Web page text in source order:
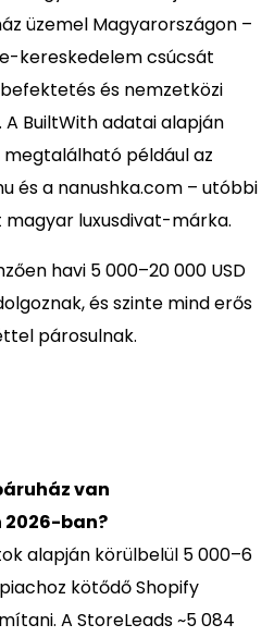
üzemel Magyarországon –
kereskedelem csúcsát
és nemzetközi
BuiltWith adatai alapján
például az
és a nanushka.com – utóbbi
magyar luxusdivat-márka.
havi 5 000–20 000 USD
és szinte mind erős
párosulnak.
van
ban?
alapján körülbelül 5 000–6
kötődő Shopify
A StoreLeads ~5 084